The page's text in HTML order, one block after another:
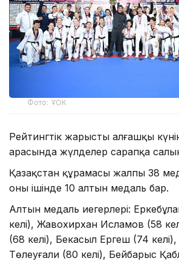
Фото: ҰОК
Рейтингтік жарыстың алғашқы
арасында жүлделер сарапқа
Қазақстан құрамасы жалпы 38
оның ішінде 10 алтын медаль бар.
Алтын медаль иегерлері:
келі), Жавохирхан Исламов (58
(68 келі), Бекасыл Ергеш (74
Төлеуғали (80 келі), Бейбарыс